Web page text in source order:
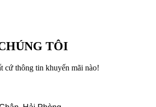
TÔI
cứ thông tin khuyến mãi nào!